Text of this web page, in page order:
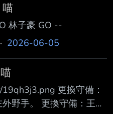
喵
林子豪 GO --
· 2026-06-05
更換守備：
野手。 更換守備：王苡